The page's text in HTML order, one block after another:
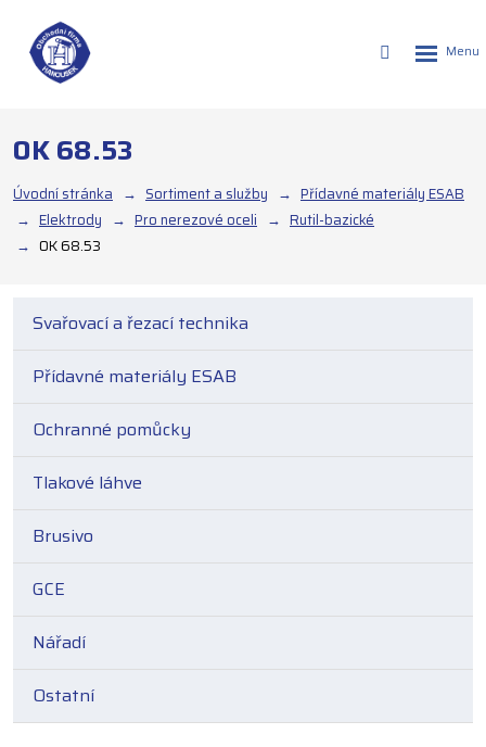
OK 68.53
Úvodní stránka Sortiment a služby
Přídavné materiály ESAB
Elektrody
Pro nerezové oceli
Rutil-bazické
OK 68.53
Svařovací a řezací technika
Přídavné materiály ESAB
Ochranné pomůcky
Tlakové láhve
Brusivo
GCE
Nářadí
Ostatní